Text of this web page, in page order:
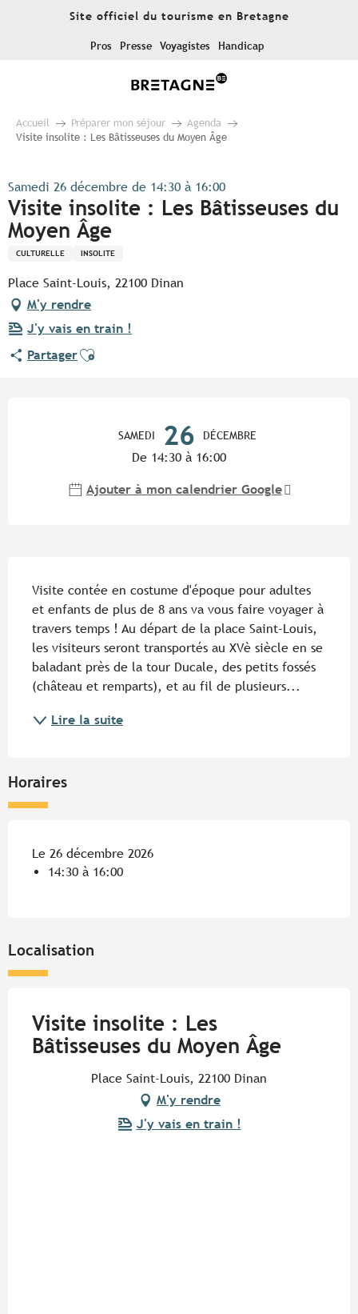
Site officiel du tourisme en Bretagne
Pros Presse Voyagistes Handicap
Accueil Préparer mon séjour
Agenda
Visite insolite : Les Bâtisseuses du Moyen Âge
Samedi 26 décembre de 14:30 à 16:00
Visite insolite : Les Bâtisseuses du
Moyen Âge
CULTURELLE INSOLITE
Place Saint-Louis, 22100 Dinan
M'y rendre
J'y vais en train !
PartagerAjouter aux favoris
SAMEDI 26 DÉCEMBRE
De 14:30 à 16:00
Ajouter à mon calendrier Google
Visite contée en costume d'époque pour adultes
et enfants de plus de 8 ans va vous faire voyager à
travers temps ! Au départ de la place Saint-Louis,
les visiteurs seront transportés au XVè siècle en se
baladant près de la tour Ducale, des petits fossés
(château et remparts), et au fil de plusieurs...
Lire la suite
Horaires
Le 26 décembre 2026
14:30 à 16:00
Localisation
Visite insolite : Les
Bâtisseuses du Moyen Âge
Place Saint-Louis, 22100 Dinan
M'y rendre
J'y vais en train !